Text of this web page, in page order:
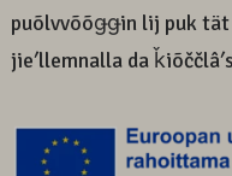
puõlvvõõǥǥin lij puk
jieʹllemnalla da